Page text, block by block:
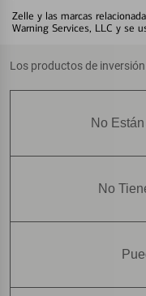
Zelle y las marcas
Warning Services, LLC y se
Los productos de
No
No